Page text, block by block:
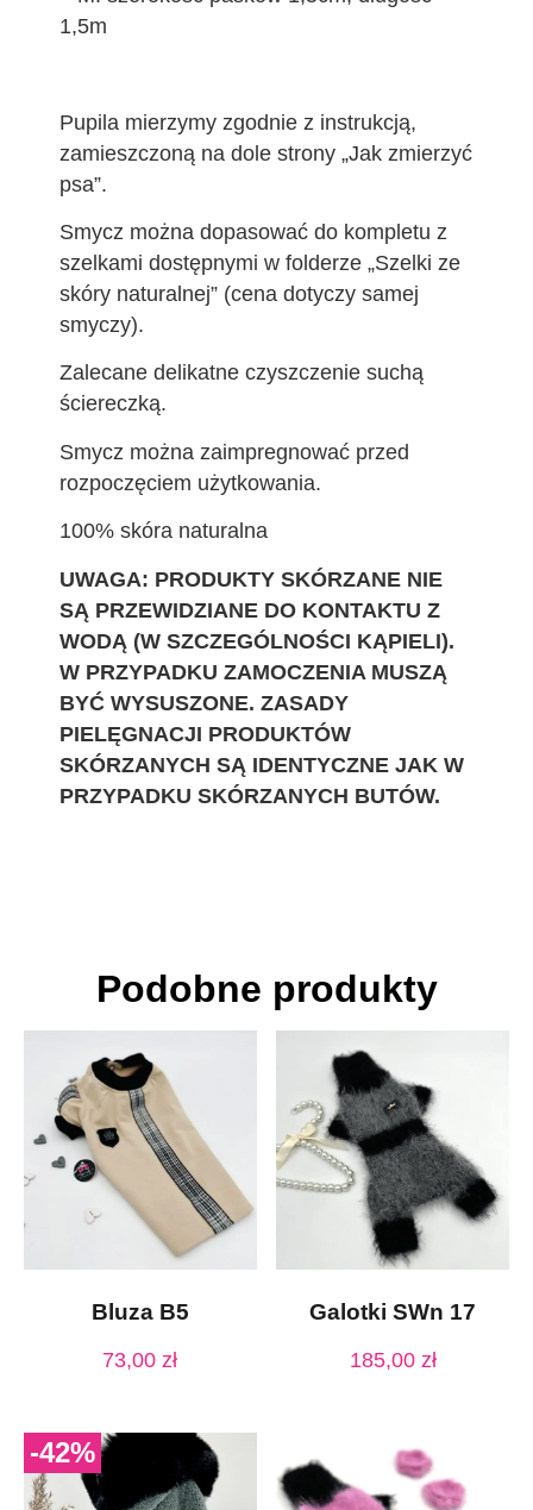
1,5m
Pupila mierzymy zgodnie z instrukcją,
zamieszczoną na dole strony „Jak zmierzyć
psa”.
Smycz można dopasować do kompletu z
szelkami dostępnymi w folderze „Szelki ze
skóry naturalnej” (cena dotyczy samej
smyczy).
Zalecane delikatne czyszczenie suchą
ściereczką.
Smycz można zaimpregnować przed
rozpoczęciem użytkowania.
100% skóra naturalna
UWAGA: PRODUKTY SKÓRZANE NIE
SĄ PRZEWIDZIANE DO KONTAKTU Z
WODĄ (W SZCZEGÓLNOŚCI KĄPIELI).
W PRZYPADKU ZAMOCZENIA MUSZĄ
BYĆ WYSUSZONE. ZASADY
PIELĘGNACJI PRODUKTÓW
SKÓRZANYCH SĄ IDENTYCZNE JAK W
PRZYPADKU SKÓRZANYCH BUTÓW.
Podobne produkty
Bluza B5
73,00zł
Galotki SWn 17
185,00 zł
-42%